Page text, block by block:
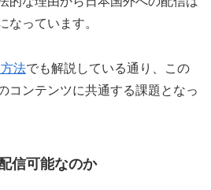
なっています。
法でも解説している通り、この
コンテンツに共通する課題となっ
信可能なのか